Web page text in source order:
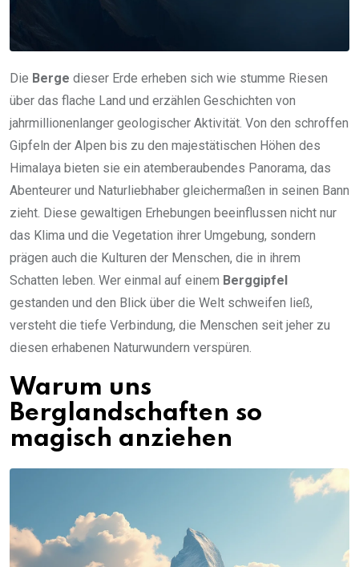
Die Berge dieser Erde erheben sich wie stumme Riesen
über das flache Land und erzählen Geschichten von
jahrmillionenlanger geologischer Aktivität. Von den schroffen
Gipfeln der Alpen bis zu den majestätischen Höhen des
Himalaya bieten sie ein atemberaubendes Panorama, das
Abenteurer und Naturliebhaber gleichermaßen in seinen Bann
zieht. Diese gewaltigen Erhebungen beeinflussen nicht nur
das Klima und die Vegetation ihrer Umgebung, sondern
prägen auch die Kulturen der Menschen, die in ihrem
Schatten leben. Wer einmal auf einem Berggipfel
gestanden und den Blick über die Welt schweifen ließ,
versteht die tiefe Verbindung, die Menschen seit jeher zu
diesen erhabenen Naturwundern verspüren.
Warum uns
Berglandschaften so
magisch anziehen